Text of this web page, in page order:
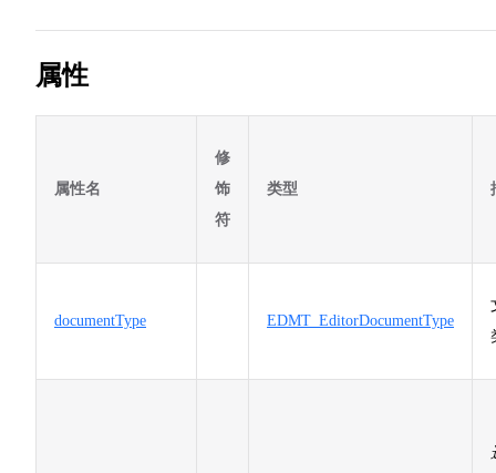
属性
属性名
修
饰
符
类型
documentType EDMT_EditorDocumentType